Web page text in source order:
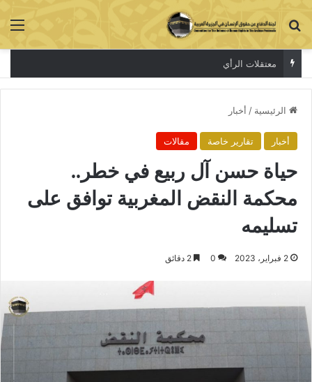
بحث عن
معتقلات الرأي
الرئيسية / أخبار
أخبار تقارير خاصة مقالات
حياة حسن آل ربيع في خطر..
محكمة النقض المغربية توافق على
تسليمه
2 فبراير، 2023 0